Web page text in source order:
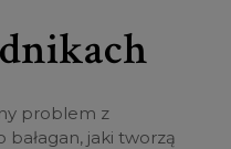
problem z
jaki tworzą